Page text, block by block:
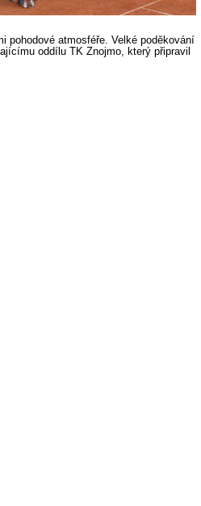
atmosféře. Velké poděkování
oddílu TK Znojmo, který připravil